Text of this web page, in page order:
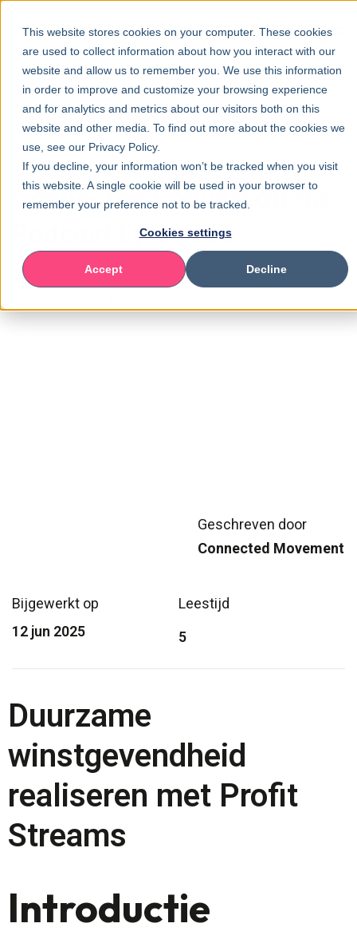
This website stores cookies on your computer. These cookies
are used to collect information about how you interact with our
website and allow us to remember you. We use this information
in order to improve and customize your browsing experience
and for analytics and metrics about our visitors both on this
website and other media. To find out more about the cookies we
use, see our Privacy Policy.
If you decline, your information won’t be tracked when you visit
this website. A single cookie will be used in your browser to
remember your preference not to be tracked.
Cookies settings
Accept Decline
Naar overzicht
Connected Conversations
Podcast Episode 3
Geschreven door
Connected Movement
Bijgewerkt op
12 jun 2025
Leestijd
5
Duurzame
winstgevendheid
realiseren met Profit
Streams
Introductie